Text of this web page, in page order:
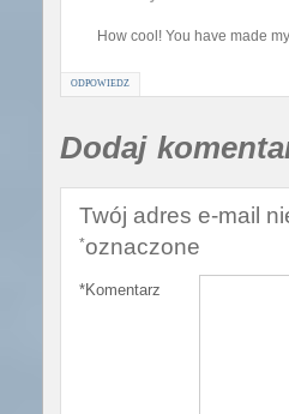
How cool! You have made
ODPOWIEDZ
Dodaj
Twój adres e-mail
oznaczone
*
Komentarz
*